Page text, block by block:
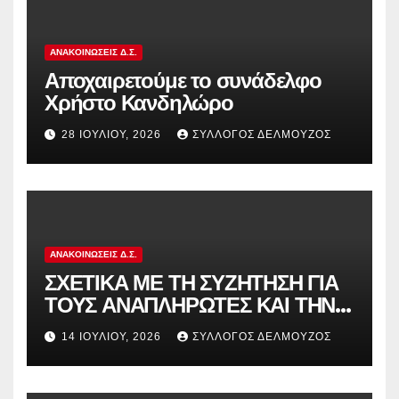
ΑΝΑΚΟΙΝΏΣΕΙΣ Δ.Σ.
Αποχαιρετούμε το συνάδελφο
Χρήστο Κανδηλώρο
28 ΙΟΥΛΊΟΥ, 2026 ΣΎΛΛΟΓΟΣ ΔΕΛΜΟΎΖΟΣ
ΑΝΑΚΟΙΝΏΣΕΙΣ Δ.Σ.
ΣΧΕΤΙΚΑ ΜΕ ΤΗ ΣΥΖΗΤΗΣΗ ΓΙΑ
ΤΟΥΣ ΑΝΑΠΛΗΡΩΤΕΣ ΚΑΙ ΤΗΝ
ΠΑΡΑΠΟΜΠΗ ΤΗΣ ΕΛΛΑΔΑΣ
ΣΤΟ ΕΥΡΩΠΑΪΚΟ ΔΙΚΑΣΤΗΡΙΟ
14 ΙΟΥΛΊΟΥ, 2026 ΣΎΛΛΟΓΟΣ ΔΕΛΜΟΎΖΟΣ